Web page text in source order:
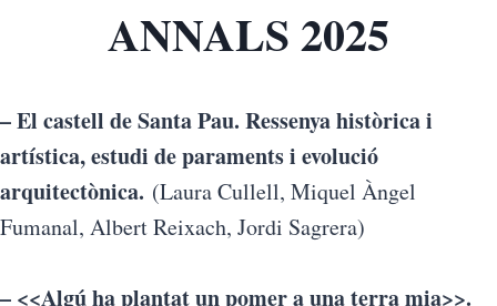
ANNALS 2025
– El castell de Santa Pau. Ressenya històrica i
artística, estudi de paraments i evolució
arquitectònica. (Laura Cullell, Miquel Àngel
Fumanal, Albert Reixach, Jordi Sagrera)
– <<Algú ha plantat un pomer a una terra mia>>.